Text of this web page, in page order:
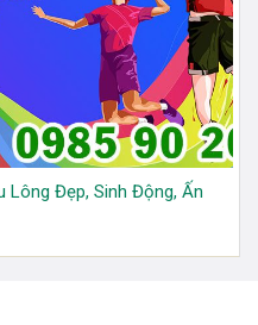
Lông Đẹp, Sinh Động, Ấn